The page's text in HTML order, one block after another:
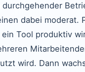
durchgehender
dabei moderat.
Tool produktiv
wird. Dann